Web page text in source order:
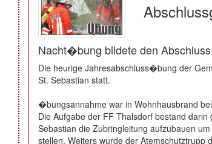
Nacht�bung bildete den
Die heurige Jahresabschluss�bung der
St. Sebastian statt.
�bungsannahme war in Wohnhausbrand
Die Aufgabe der FF Thalsdorf bestand
Sebastian die Zubringleitung aufzubauen
stellen. Weiters wurde der Atemschutztrupp